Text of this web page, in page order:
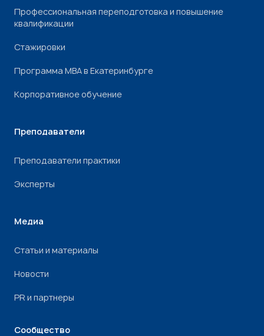
Профессиональная переподготовка и повышение
квалификации
Стажировки
Программа МВА в Екатеринбурге
Корпоративное обучение
Преподаватели
Преподаватели практики
Эксперты
Медиа
Статьи и материалы
Новости
PR и партнеры
Сообщество